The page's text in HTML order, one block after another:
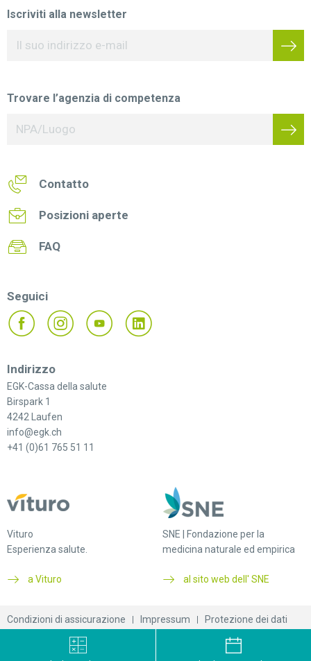
Iscriviti alla newsletter
Trovare l’agenzia di competenza
Contatto
Posizioni aperte
FAQ
Seguici
Indirizzo
EGK-Cassa della salute
Birspark 1
4242 Laufen
info@egk.ch
+41 (0)61 765 51 11
Vituro
Esperienza salute.
a Vituro
SNE | Fondazione per la
medicina naturale ed empirica
al sito web dell' SNE
Condizioni di assicurazione Impressum
Protezione dei dati
© 2026 EGK-Cassa della salute